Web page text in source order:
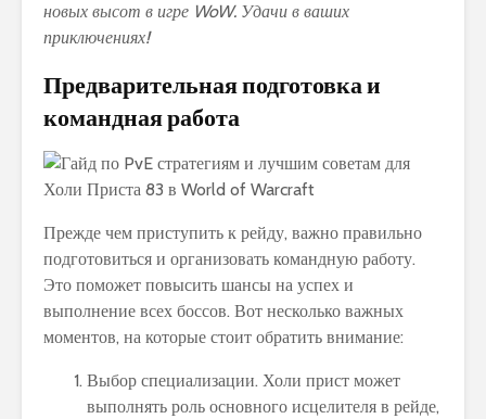
новых высот в игре WoW. Удачи в ваших
приключениях!
Предварительная подготовка и
командная работа
Прежде чем приступить к рейду, важно правильно
подготовиться и организовать командную работу.
Это поможет повысить шансы на успех и
выполнение всех боссов. Вот несколько важных
моментов, на которые стоит обратить внимание:
Выбор специализации. Холи прист может
выполнять роль основного исцелителя в рейде,